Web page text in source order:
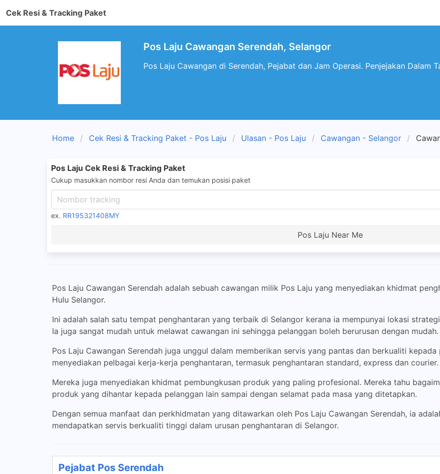
Cek Resi & Tracking Paket
Pos Laju Cawangan Serendah, Selangor
Pos Laju Cawangan di Serendah, Pejabat dan Jam Operasi. Penjejakan Dalam
Home Cek Resi & Tracking Paket - Pos Laju Ulasan - Pos Laju Cawangan - Selangor
Pos Laju Cek Resi & Tracking Paket
Cukup masukkan nombor resi Anda dan temukan posisi paket
ex. RR195321408MY
Pos Laju Near Me
Pos Laju Cawangan Serendah adalah sebuah cawangan milik Pos Laju yang menyediakan khidmat
Hulu Selangor.
Ini adalah salah satu tempat penghantaran yang terbaik di Selangor kerana ia mempunyai lokasi
Ia juga sangat mudah untuk melawat cawangan ini sehingga pelanggan boleh berurusan dengan mudah.
Pos Laju Cawangan Serendah juga unggul dalam memberikan servis yang pantas dan berkualiti
menyediakan pelbagai kerja-kerja penghantaran, termasuk penghantaran standard, express dan courier.
Mereka juga menyediakan khidmat pembungkusan produk yang paling profesional. Mereka tahu
produk yang dihantar kepada pelanggan lain sampai dengan selamat pada masa yang ditetapkan.
Dengan semua manfaat dan perkhidmatan yang ditawarkan oleh Pos Laju Cawangan Serendah, ia
mendapatkan servis berkualiti tinggi dalam urusan penghantaran di Selangor.
Pejabat Pos Serendah